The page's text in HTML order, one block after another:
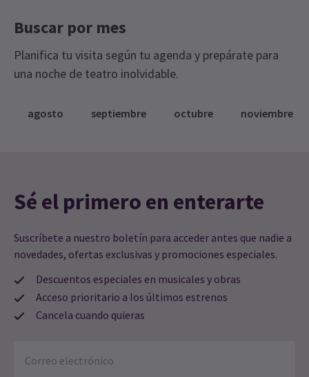
Buscar por mes
Planifica tu visita según tu agenda y prepárate para
una noche de teatro inolvidable.
agosto septiembre octubre noviembre
Sé el primero en enterarte
Suscríbete a nuestro boletín para acceder antes que nadie a
novedades, ofertas exclusivas y promociones especiales.
Descuentos especiales en musicales y obras
Acceso prioritario a los últimos estrenos
Cancela cuando quieras